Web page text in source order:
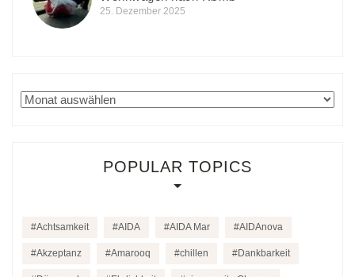
25. Dezember 2025
Archiv
POPULAR TOPICS
Achtsamkeit AIDA AIDA Mar AIDAnova
Akzeptanz Amarooq chillen Dankbarkeit